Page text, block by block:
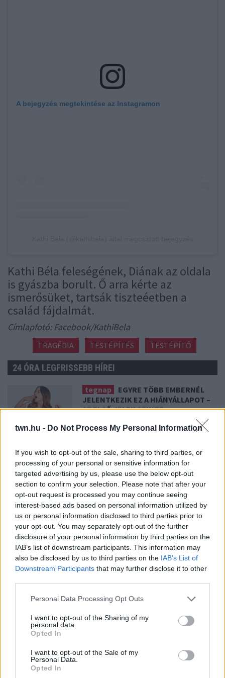
twn.hu - Do Not Process My Personal Information
If you wish to opt-out of the sale, sharing to third parties, or
processing of your personal or sensitive information for
targeted advertising by us, please use the below opt-out
section to confirm your selection. Please note that after your
opt-out request is processed you may continue seeing
interest-based ads based on personal information utilized by
us or personal information disclosed to third parties prior to
your opt-out. You may separately opt-out of the further
disclosure of your personal information by third parties on the
IAB’s list of downstream participants. This information may
also be disclosed by us to third parties on the IAB’s List of
Downstream Participants that may further disclose it to other
Please note that this website/app uses one or more Google
not limited to your visit or usage behaviour. You may click to
grant or deny consent to Google and its third-party tags to
use your data for below specified purposes in below Google
consent section.
Personal Data Processing Opt Outs
I want to opt-out of the Sharing of my
personal data.
Opted In
I want to opt-out of the Sale of my
Personal Data.
Opted In
A bejegyzés megtekintése az Instagramon
Kathi Béla feleségének, Diának az oldala
is gyászba borult. Ő arra kérte az
ismerősüket, tartsák tiszteéetben a
család fájdalmát.
Címlapfotó: Facebook/KathiBela
TRAGÉDIA TESTÉPÍTÉS TESTÉPÍTŐ
24 ÓRA LEGFRISSEBB HÍREI
tegnap
EGYRE TÖBB EMBERNÉL
JELENTKEZIK EZ A HIÁNYÁLLAPOT –
AZ ELSŐ JELEK SZINTE
Nálad is felléphet
08. 07.
HA EZT ÉRZED EVÉS UTÁN, A
SZERVEZETED FONTOS DOLOGRA
PRÓBÁL FIGYELMEZTETNI
Figyelj a jelekre!
08. 06.
ORVOS FIGYELMEZTET: EZT
AZ APRÓ REGGELI TÜNETET NE
SÖPÖRD A SZŐNYEG ALÁ
Fontos!
EZÉRT PÁRÁSODIK BE
ÁLLANDÓAN AZ ABLAK – EGYSZERŰBB
A MEGOLDÁS, MINT GONDOLNÁD
Villámgyors megoldás
EZZEL LESZ ÚJRA CSILLOGÓ A VÍZKÖVES CSAP
A legjobb trükk